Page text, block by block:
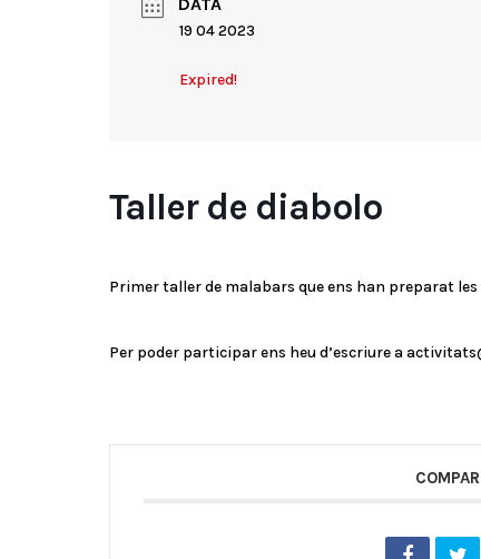
DATA
19 04 2023
Expired!
Taller de diabolo
Primer taller de malabars que ens han preparat les
Per poder participar ens heu d’escriure a